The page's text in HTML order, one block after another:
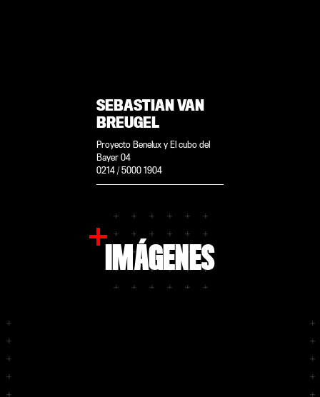
SEBASTIAN VAN
BREUGEL
Proyecto Benelux y El cubo del
Bayer 04
0214 / 5000 1904
IMÁGENES